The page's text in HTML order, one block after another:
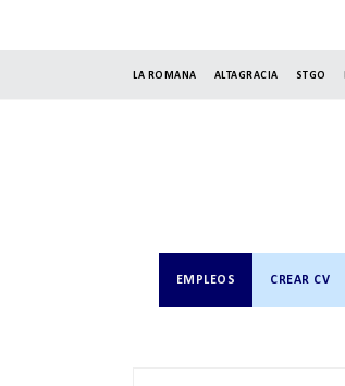
LA ROMANA ALTAGRACIA STGO
EMPLEOS CREAR CV